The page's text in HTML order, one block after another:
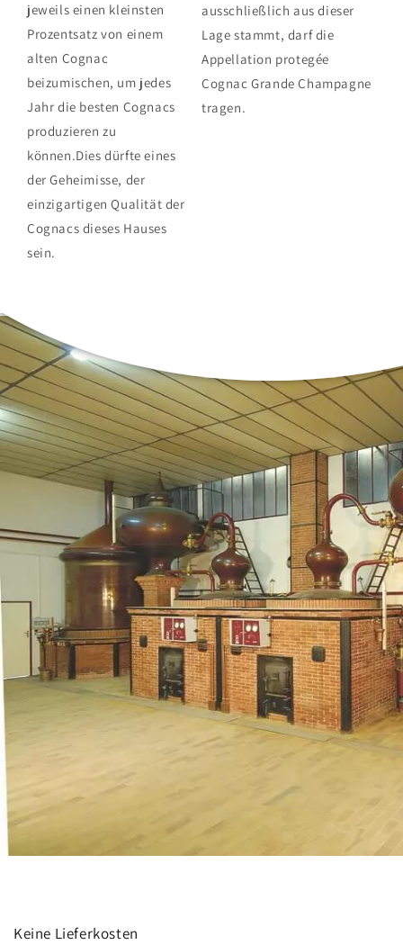
jeweils einen kleinsten
Prozentsatz von einem
alten Cognac
beizumischen, um jedes
Jahr die besten Cognacs
produzieren zu
können.Dies dürfte eines
der Geheimisse, der
einzigartigen Qualität der
Cognacs dieses Hauses
sein.
ausschließlich aus dieser
Lage stammt, darf die
Appellation protegée
Cognac Grande Champagne
tragen.
Keine Lieferkosten